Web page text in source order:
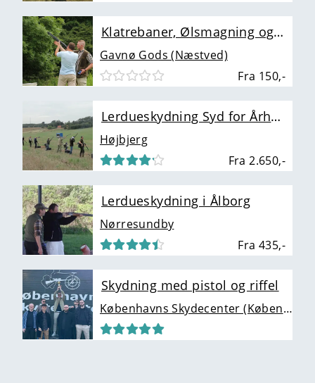
Klatrebaner, Ølsmagning og Lerdueskydning
Gavnø Gods (Næstved)
Fra 150,-
Lerdueskydning Syd for Århus
Højbjerg
Fra 2.650,-
Lerdueskydning i Ålborg
Nørresundby
Fra 435,-
Skydning med pistol og riffel
Københavns Skydecenter (København)